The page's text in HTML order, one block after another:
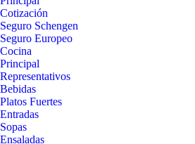
Cotización
Seguro Schengen
Seguro Europeo
Cocina
Principal
Representativos
Bebidas
Platos Fuertes
Entradas
Sopas
Ensaladas